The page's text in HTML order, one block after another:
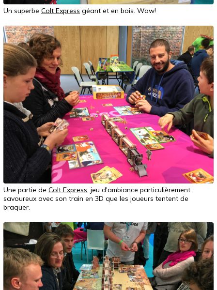
Un superbe Colt Express géant et en bois. Waw!
Une partie de Colt Express , jeu d'ambiance particulièrement
savoureux avec son train en 3D que les joueurs tentent de
braquer.